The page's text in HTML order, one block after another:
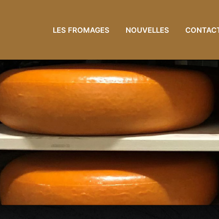
LES FROMAGES NOUVELLES